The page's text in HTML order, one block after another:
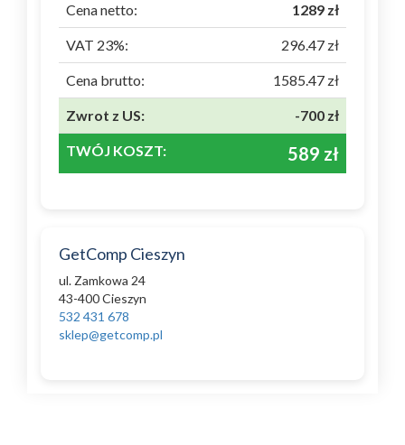
Cena netto: 1289 zł
VAT 23%: 296.47 zł
Cena brutto: 1585.47 zł
Zwrot z US: -700 zł
TWÓJ KOSZT: 589 zł
GetComp Cieszyn
ul. Zamkowa 24
43-400 Cieszyn
532 431 678
sklep@getcomp.pl